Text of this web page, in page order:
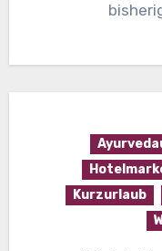
Kurzurlaub